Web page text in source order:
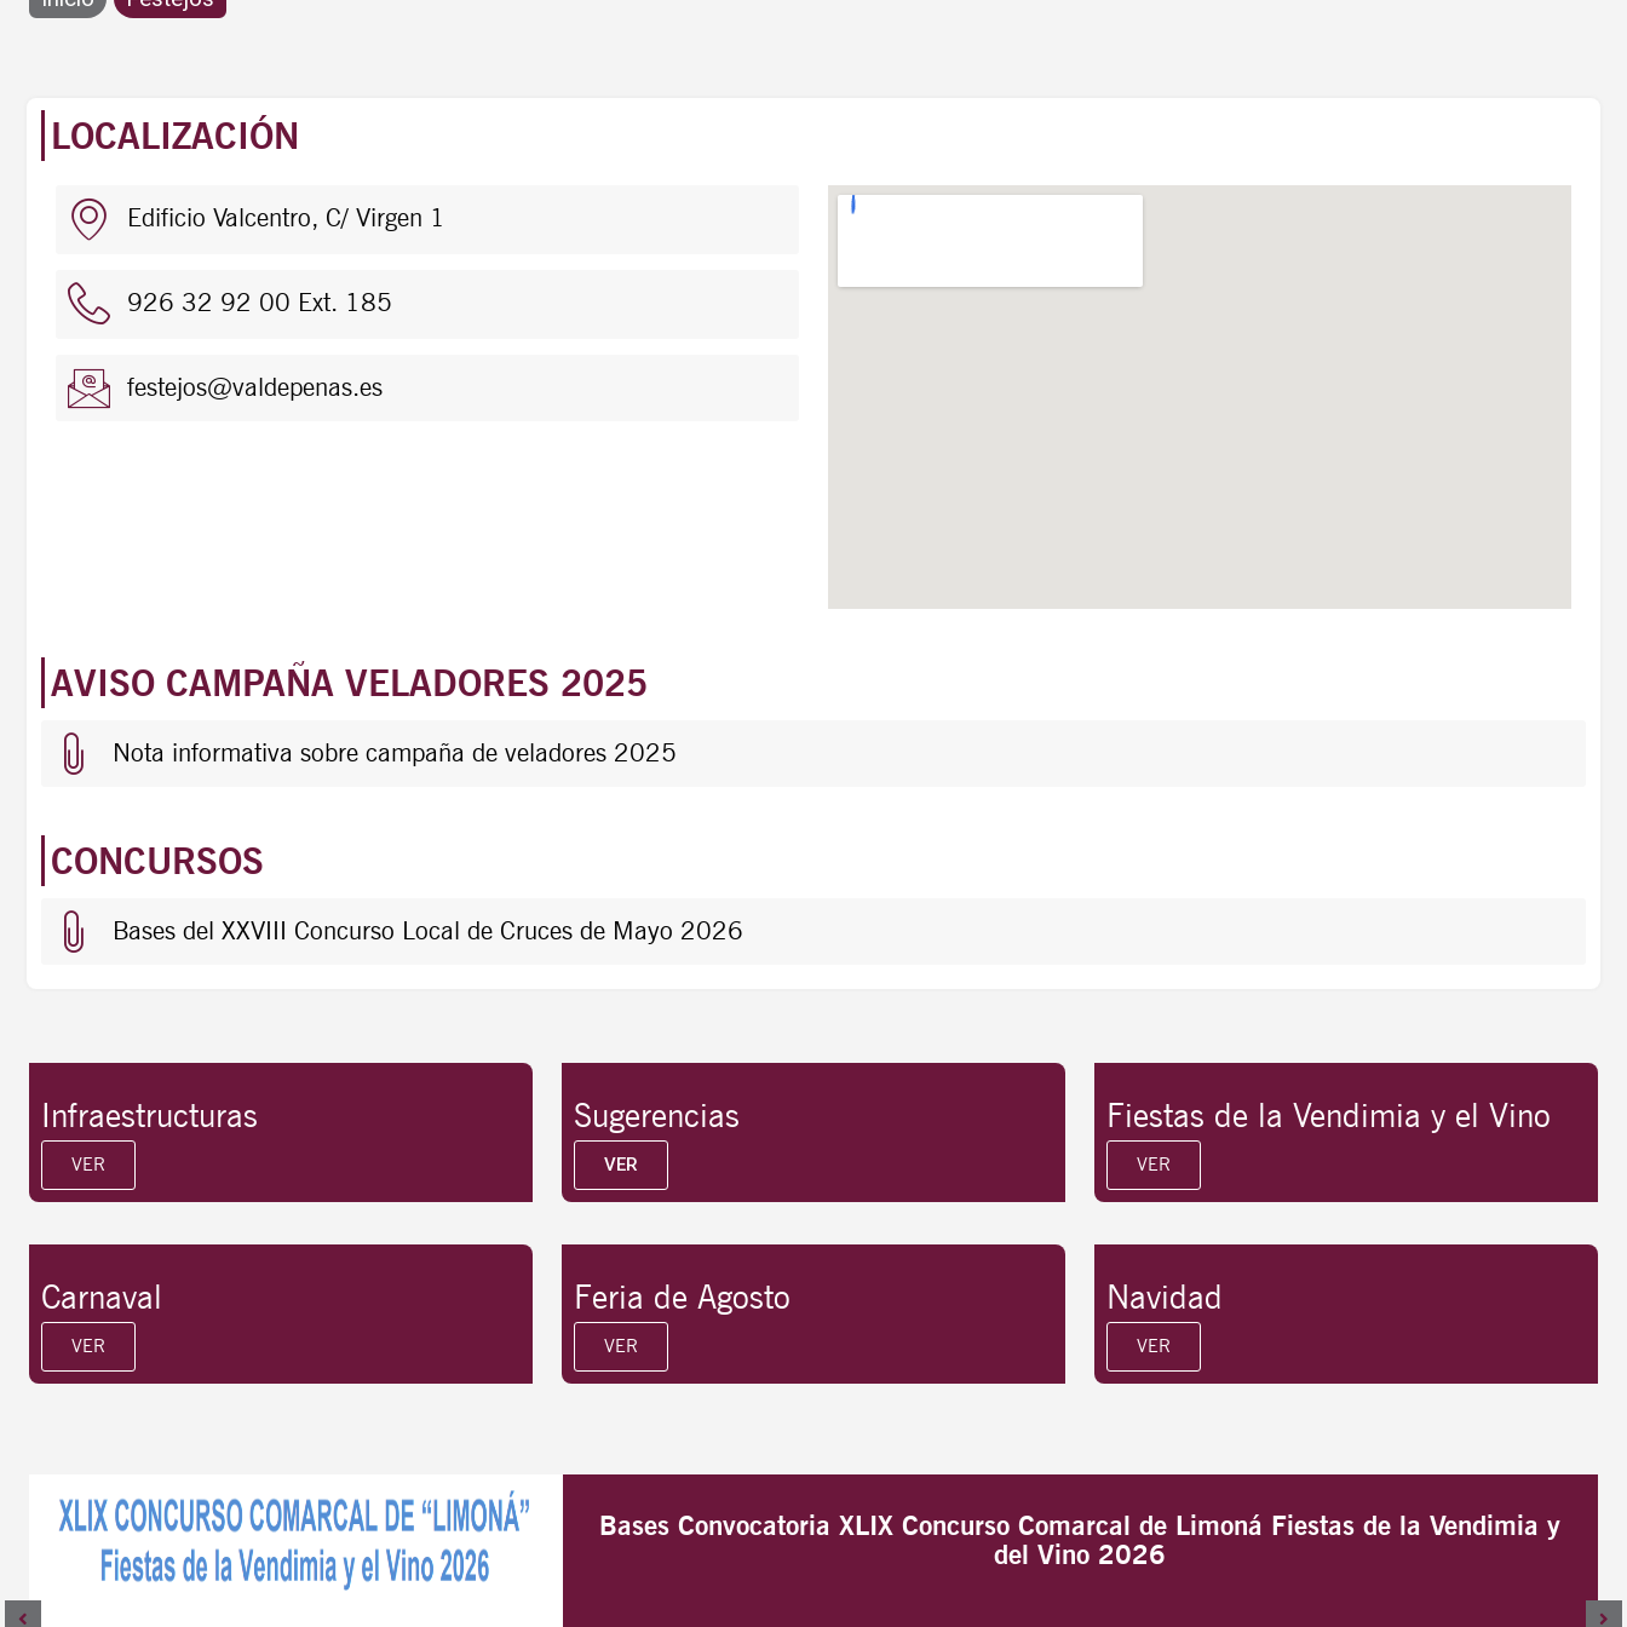
LOCALIZACIÓN
Edificio Valcentro, C/ Virgen 1
926 32 92 00 Ext. 185
festejos@valdepenas.es
AVISO CAMPAÑA VELADORES 2025
Nota informativa sobre campaña de veladores 2025
CONCURSOS
Bases del XXVIII Concurso Local de Cruces de Mayo 2026
Infraestructuras
VER
Sugerencias
VER
Fiestas de la Vendimia y el Vino
VER
Carnaval
VER
Feria de Agosto
VER
Navidad
VER
Bases Convocatoria XLIX Concurso Comarcal de Limoná Fiestas de la Vendimia y
del Vino 2026